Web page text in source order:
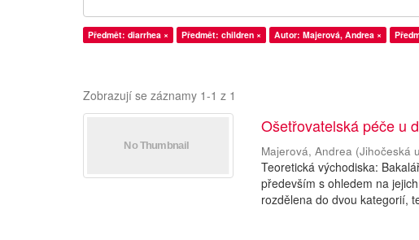
Předmět: diarrhea × Předmět: children × Autor: Majerová, Andrea ×
Zobrazují se záznamy 1-1 z 1
Ošetřovatelská péče u
Majerová, Andrea (Jihočeská
Teoretická východiska:
především s ohledem na
rozdělena do dvou kategorií,